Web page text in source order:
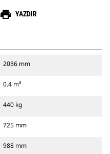
print YAZDIR
2036 mm
0.4 m³
440 kg
725 mm
988 mm